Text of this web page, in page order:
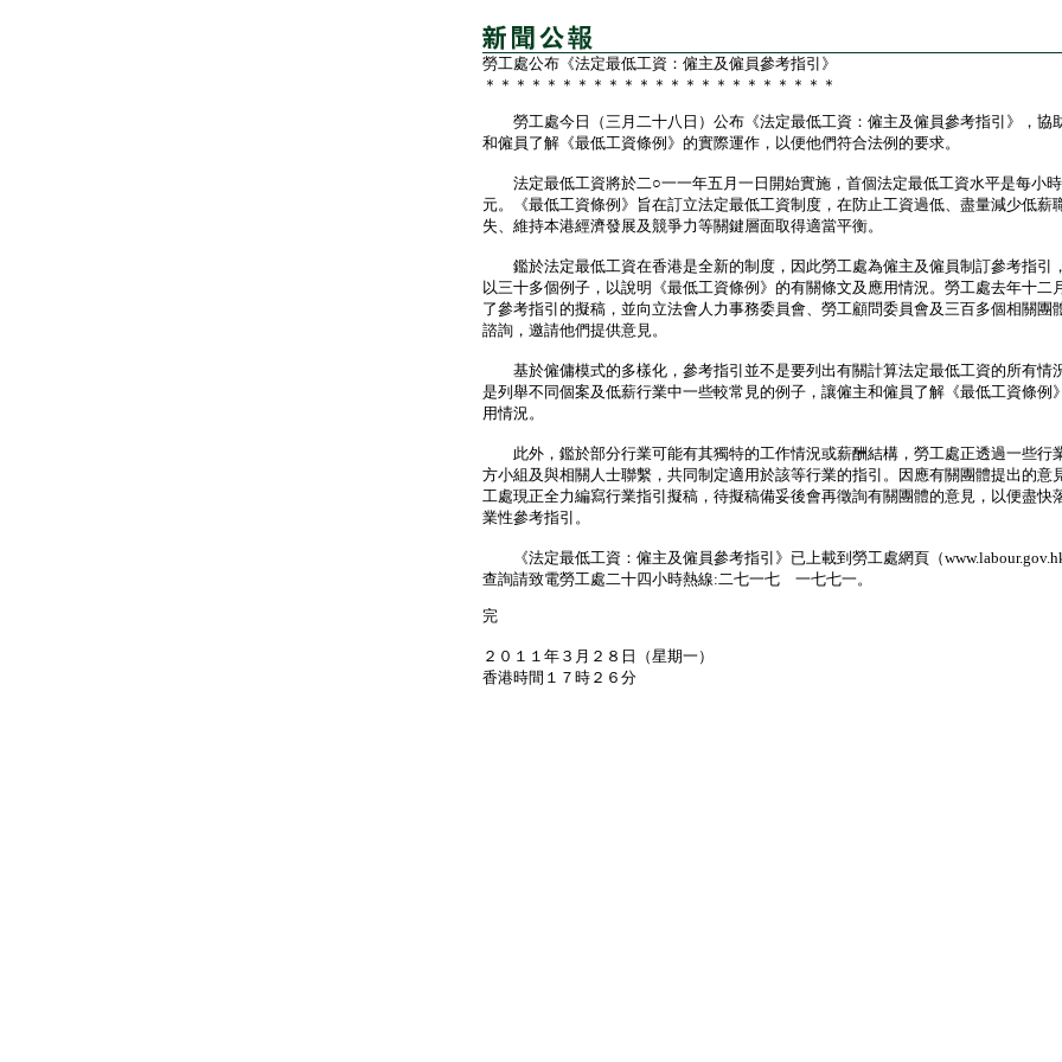
勞工處公布《法定最低工資：僱主及僱員參考指引》
＊＊＊＊＊＊＊＊＊＊＊＊＊＊＊＊＊＊＊＊＊＊＊
勞工處今日（三月二十八日）公布《法定最低工資：僱主及僱員參考指引》，協
和僱員了解《最低工資條例》的實際運作，以便他們符合法例的要求。
法定最低工資將於二○一一年五月一日開始實施，首個法定最低工資水平是每小
元。《最低工資條例》旨在訂立法定最低工資制度，在防止工資過低、盡量減少低薪
失、維持本港經濟發展及競爭力等關鍵層面取得適當平衡。
鑑於法定最低工資在香港是全新的制度，因此勞工處為僱主及僱員制訂參考指引
以三十多個例子，以說明《最低工資條例》的有關條文及應用情況。勞工處去年十二
了參考指引的擬稿，並向立法會人力事務委員會、勞工顧問委員會及三百多個相關團
諮詢，邀請他們提供意見。
基於僱傭模式的多樣化，參考指引並不是要列出有關計算法定最低工資的所有情
是列舉不同個案及低薪行業中一些較常見的例子，讓僱主和僱員了解《最低工資條例
用情況。
此外，鑑於部分行業可能有其獨特的工作情況或薪酬結構，勞工處正透過一些行
方小組及與相關人士聯繫，共同制定適用於該等行業的指引。因應有關團體提出的意
工處現正全力編寫行業指引擬稿，待擬稿備妥後會再徵詢有關團體的意見，以便盡快
業性參考指引。
《法定最低工資：僱主及僱員參考指引》已上載到勞工處網頁（
查詢請致電勞工處二十四小時熱線:二七一七 一七七一。
完
２０１１年３月２８日（星期一）
香港時間１７時２６分